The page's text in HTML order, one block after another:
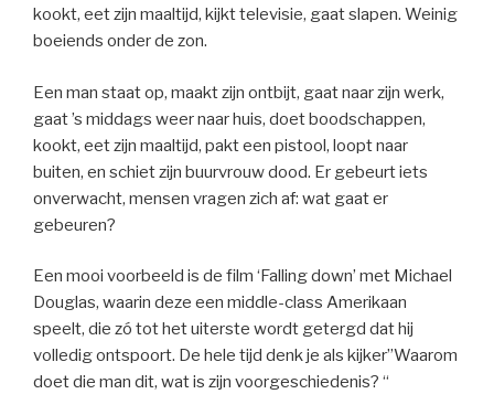
kookt, eet zijn maaltijd, kijkt televisie, gaat slapen. Weinig
boeiends onder de zon.
Een man staat op, maakt zijn ontbijt, gaat naar zijn werk,
gaat ’s middags weer naar huis, doet boodschappen,
kookt, eet zijn maaltijd, pakt een pistool, loopt naar
buiten, en schiet zijn buurvrouw dood. Er gebeurt iets
onverwacht, mensen vragen zich af: wat gaat er
gebeuren?
Een mooi voorbeeld is de film ‘Falling down’ met Michael
Douglas, waarin deze een middle-class Amerikaan
speelt, die zó tot het uiterste wordt getergd dat hij
volledig ontspoort. De hele tijd denk je als kijker”Waarom
doet die man dit, wat is zijn voorgeschiedenis? “